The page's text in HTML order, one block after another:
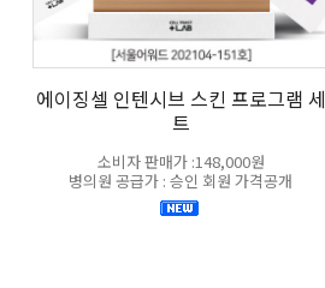
에이징셀 인텐시브 스킨 프로그램 세
트
소비자 판매가 :148,000원
병의원 공급가 : 승인 회원 가격공개